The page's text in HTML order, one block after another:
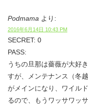
Podmama より:
2016年6月14日 10:43 PM
SECRET: 0
PASS:
うちの旦那は薔薇が大好
すが、メンテナンス（冬
がメインになり、ワイル
るので、もうワッサワッ